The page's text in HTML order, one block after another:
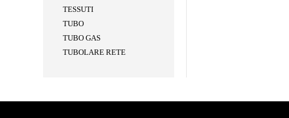
TESSUTI
TUBO
TUBO GAS
TUBOLARE RETE